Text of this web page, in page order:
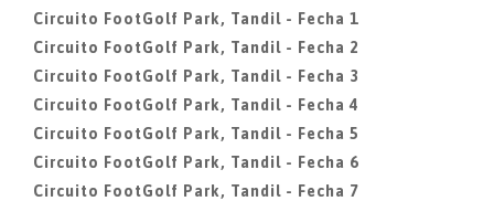
Circuito FootGolf Park, Tandil - Fecha 1
Circuito FootGolf Park, Tandil - Fecha 2
Circuito FootGolf Park, Tandil - Fecha 3
Circuito FootGolf Park, Tandil - Fecha 4
Circuito FootGolf Park, Tandil - Fecha 5
Circuito FootGolf Park, Tandil - Fecha 6
Circuito FootGolf Park, Tandil - Fecha 7